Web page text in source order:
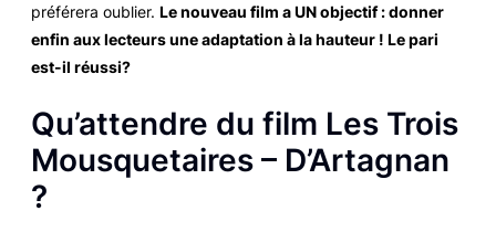
préférera oublier. Le nouveau film a UN objectif : donner
enfin aux lecteurs une adaptation à la hauteur ! Le pari
est-il réussi?
Qu’attendre du film Les Trois
Mousquetaires – D’Artagnan
?